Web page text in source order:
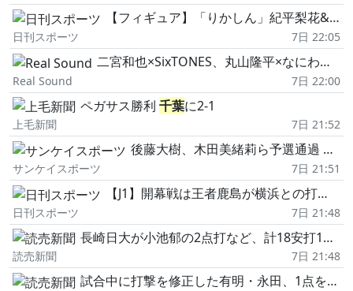
【フィギュア】「りかしん」紀平梨花&西山真瑚組、国際大会デビュー 計3組が木下G杯追加選出
日刊スポーツ 7日 22:05
二宮和也×SixTONES、丸山隆平×なにわ男子……“余白"の意識と継承する姿勢 先輩/後輩の交流で見える成長
Real Sound 7日 22:00
ペガサス勝利千葉に2-1
上毛新聞 7日 21:52
後藤大樹、木田美緒莉ら予選通過 U20世界選手権/陸上
サンケイスポーツ 7日 21:51
【J1】開幕戦は王者鹿島が横浜との打ち合い制す G大阪明神監督が嬉しい初勝利/詳細
日刊スポーツ 7日 21:48
長崎日大が小池郁の2点打など、計18安打15得点で大勝…立正大淞南は六回に連打で意地見せる
読売新聞 7日 21:48
試合中に打撃を修正した有明・永田、1点を追う9回2死満塁でフルスイング…打球は左中間に落ちて劇的な逆転二塁打